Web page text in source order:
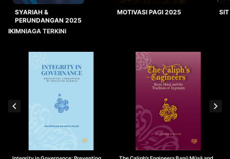
SYARIAH &
PERUNDANGAN 2025
MOTIVASI PAGI 2025
IKIMNIAGA TERKINI